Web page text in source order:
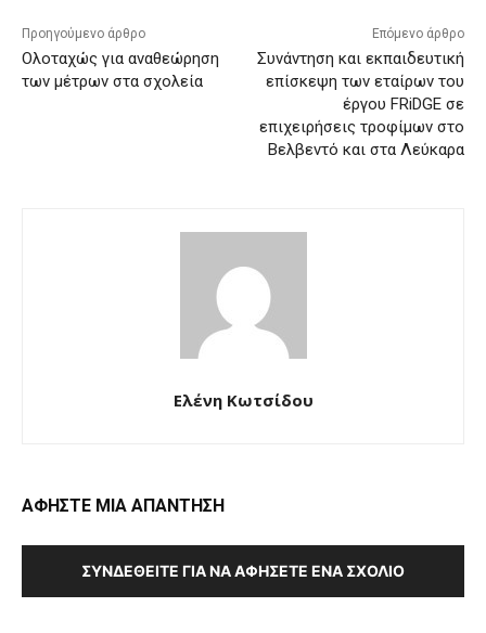
Προηγούμενο άρθρο
Ολοταχώς για αναθεώρηση
των μέτρων στα σχολεία
Επόμενο άρθρο
Συνάντηση και εκπαιδευτική
επίσκεψη των εταίρων του
έργου FRiDGE σε
επιχειρήσεις τροφίμων στο
Βελβεντό και στα Λεύκαρα
Ελένη Κωτσίδου
ΑΦΗΣΤΕ ΜΙΑ ΑΠΑΝΤΗΣΗ
ΣΥΝΔΕΘΕΊΤΕ ΓΙΑ ΝΑ ΑΦΉΣΕΤΕ ΈΝΑ ΣΧΌΛΙΟ